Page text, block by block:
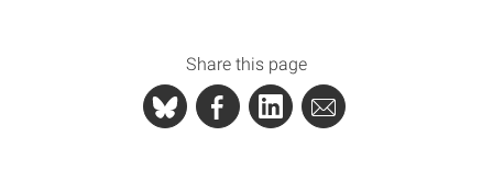
Share this page